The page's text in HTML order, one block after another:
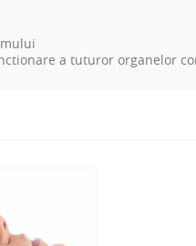
a tuturor organelor